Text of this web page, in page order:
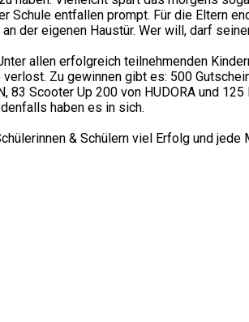
Schule entfallen prompt. Für die Eltern
der eigenen Haustür. Wer will, darf
allen erfolgreich teilnehmenden
verlost. Zu gewinnen gibt es: 500
83 Scooter Up 200 von HUDORA und
haben es in sich.
& Schülern viel Erfolg und